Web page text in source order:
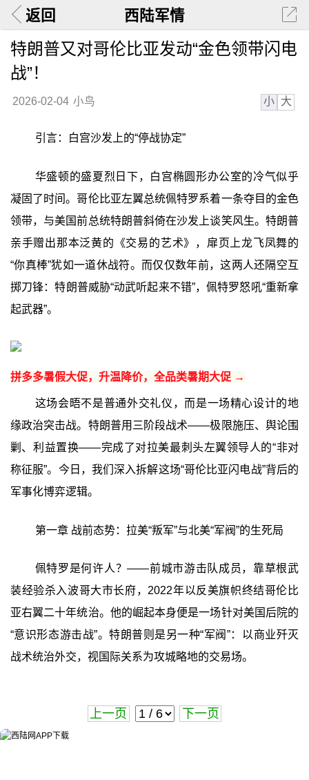
返回 西陆军情
特朗普又对哥伦比亚发动“金色领带闪电
战”！
2026-02-04 小鸟 小 大
引言：白宫沙发上的“停战协定”
华盛顿的盛夏烈日下，白宫椭圆形办公室的冷气似乎
凝固了时间。哥伦比亚左翼总统佩特罗系着一条夺目的金色
领带，与美国前总统特朗普斜倚在沙发上谈笑风生。特朗普
亲手赠出那本泛黄的《交易的艺术》，扉页上龙飞凤舞的
“你真棒”犹如一道休战符。而仅仅数年前，这两人还隔空互
掷刀锋：特朗普威胁“动武听起来不错”，佩特罗怒吼“重新拿
起武器”。
拼多多暑假大促，升温降价，全品类暑期大促 →
这场会晤不是普通外交礼仪，而是一场精心设计的地
缘政治突击战。特朗普用三阶段战术——极限施压、舆论围
剿、利益置换——完成了对拉美最刺头左翼领导人的“非对
称征服”。今日，我们深入拆解这场“哥伦比亚闪电战”背后的
军事化博弈逻辑。
第一章 战前态势：拉美“叛军”与北美“军阀”的生死局
佩特罗是何许人？——前城市游击队成员，靠草根武
装经验杀入波哥大市长府，2022年以反美旗帜终结哥伦比
亚右翼二十年统治。他的崛起本身便是一场针对美国后院的
“意识形态游击战”。特朗普则是另一种“军阀”：以商业歼灭
战术统治外交，视国际关系为攻城略地的交易场。
上一页 下一页